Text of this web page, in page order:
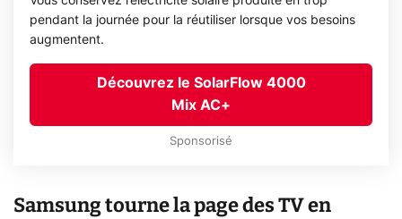
pendant la journée pour la réutiliser lorsque vos besoins
augmentent.
Découvrez le SolarFlow 4000
Mix AC+
Sponsorisé
Samsung tourne la page des TV en